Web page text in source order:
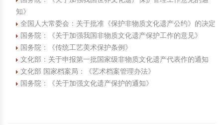
知》
全国人大常委会：关于批准《保护非物质文化遗产公约》的决定
国务院：《关于加强我国非物质文化遗产保护工作的意见》
国务院：《传统工艺美术保护条例》
文化部：关于申报第一批国家级非物质文化遗产代表作的通知
文化部 国家档案局：《艺术档案管理办法》
国务院：《关于加强文化遗产保护的通知》